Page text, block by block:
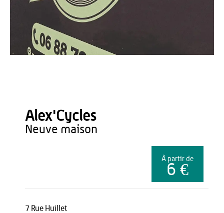
Alex'Cycles
Alex'Cycles
neuve maison
À partir de
6 €
7 Rue Huillet